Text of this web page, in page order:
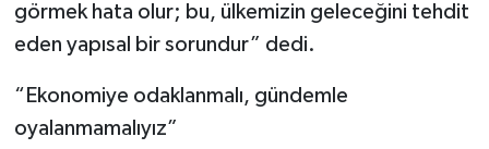
görmek hata olur; bu, ülkemizin geleceğini tehdit
eden yapısal bir sorundur” dedi.
“Ekonomiye odaklanmalı, gündemle
oyalanmamalıyız”